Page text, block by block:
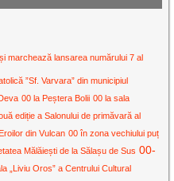
marchează lansarea numărului 7 al
”Sf. Varvara” din municipiul
00 la Peștera Bolii 00 la sala
ediție a Salonului de primăvară al
din Vulcan 00 în zona vechiului puț
Mălăiești de la Sălașu de Sus 00-
„Liviu Oros” a Centrului Cultural